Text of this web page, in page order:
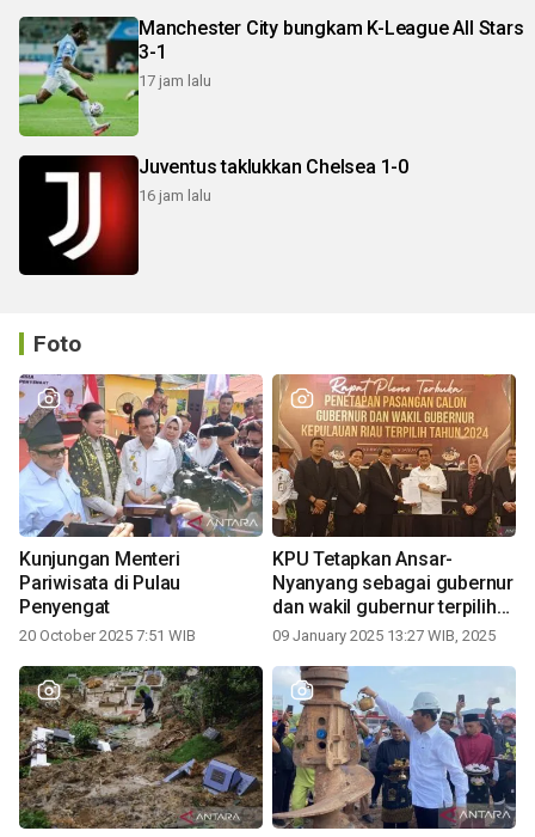
Manchester City bungkam K-League All Stars
3-1
17 jam lalu
Juventus taklukkan Chelsea 1-0
16 jam lalu
Foto
Kunjungan Menteri
Pariwisata di Pulau
Penyengat
20 October 2025 7:51 WIB
KPU Tetapkan Ansar-
Nyanyang sebagai gubernur
dan wakil gubernur terpilih
periode 2025-2030
09 January 2025 13:27 WIB, 2025